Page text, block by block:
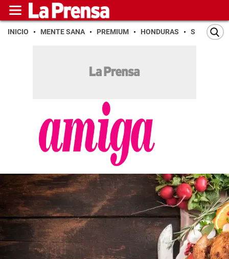
INICIO MENTE SANA PREMIUM HONDURAS SAN PEDRO